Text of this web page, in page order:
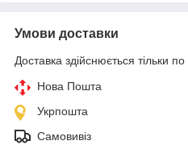
Умови доставки
Доставка здійснюється тільки
Нова Пошта
Укрпошта
Самовивіз